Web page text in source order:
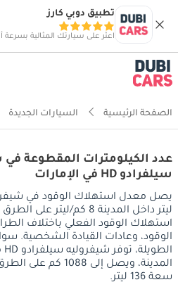
تطبيق دوبي كارز
اعثر على سيارتك المثالية بسرعة
الصفحة الرئيسية السيارات الجديدة
عدد الكيلومترات المقطوعة في
سيلفرادو HD في الإمارات
ليتر داخل المدينة 8 كم/
استهلاك الوقود الفعلي باختلاف
الوقود، وعادات القيادة الشخصية.
المدينة، ويصل إلى
سعة 136 ليتر.